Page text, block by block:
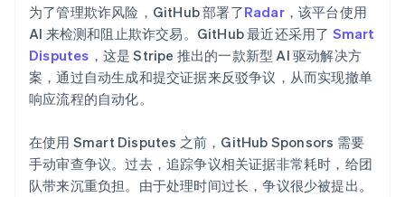
为了管理欺诈风险，GitHub 部署了Radar，该平台使用
AI 来检测和阻止欺诈交易。GitHub 最近还采用了 Smart
Disputes ，这是 Stripe 推出的一款新型 AI 驱动解决方
案，通过自动生成和提交证据来反驳争议，从而实现撤单
响应流程的自动化。
在使用 Smart Disputes 之前，GitHub Sponsors 需要
手动审查争议。过去，追踪争议相关证据非常耗时，给团
队带来沉重负担。由于处理时间过长，争议很少被提出。